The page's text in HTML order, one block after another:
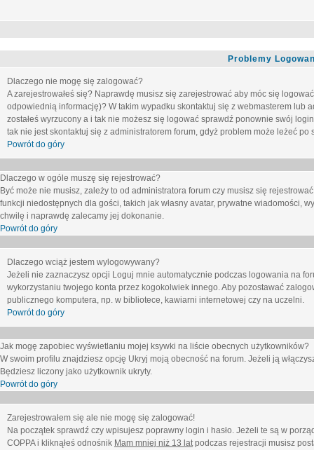
Problemy
Dlaczego nie mogę się zalogować?
A zarejestrowałeś się? Naprawdę musisz się zarejestrować aby móc się
odpowiednią informację)? W takim wypadku skontaktuj się z webmasterem lub
zostałeś wyrzucony a i tak nie możesz się logować sprawdź ponownie swój
tak nie jest skontaktuj się z administratorem forum, gdyż problem może leżeć po
Powrót do góry
Dlaczego w ogóle muszę się rejestrować?
Być może nie musisz, zależy to od administratora forum czy musisz się
funkcji niedostępnych dla gości, takich jak własny avatar, prywatne wiadomości,
chwilę i naprawdę zalecamy jej dokonanie.
Powrót do góry
Dlaczego wciąż jestem wylogowywany?
Jeżeli nie zaznaczysz opcji Loguj mnie automatycznie podczas logowania na
wykorzystaniu twojego konta przez kogokolwiek innego. Aby pozostawać
publicznego komputera, np. w bibliotece, kawiarni internetowej czy na uczelni.
Powrót do góry
Jak mogę zapobiec wyświetlaniu mojej ksywki na liście obecnych użytkowników?
W swoim profilu znajdziesz opcję Ukryj moją obecność na forum. Jeżeli ją
Będziesz liczony jako użytkownik ukryty.
Powrót do góry
Zarejestrowałem się ale nie mogę się zalogować!
Na początek sprawdź czy wpisujesz poprawny login i hasło. Jeżeli te są w
COPPA i kliknąłeś odnośnik Mam mniej niż 13 latpodczas rejestracji musisz